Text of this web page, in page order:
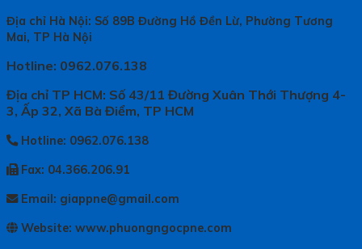
Địa chỉ Hà Nội: Số 89B Đường Hồ Đền Lừ, Phường Tương
Mai, TP Hà Nội
Hotline: 0962.076.138
Địa chỉ TP HCM: Số 43/11 Đường Xuân Thới Thượng 4-
3, Ấp 32, Xã Bà Điểm, TP HCM
Hotline: 0962.076.138
Fax: 04.366.206.91
Email: giappne@gmail.com
Website: www.phuongngocpne.com